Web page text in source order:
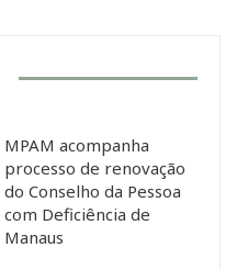
MPAM acompanha
processo de renovação
do Conselho da Pessoa
com Deficiência de
Manaus